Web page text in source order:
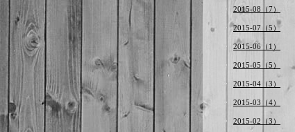
2015-08（7）
2015-07（5）
2015-06（1）
2015-05（5）
2015-04（3）
2015-03（4）
2015-02（3）